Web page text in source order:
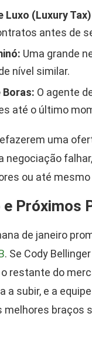
Luxo (Luxury
antes de
Uma grande
nível similar.
Boras: O agente
até o último
uma
negociação
ou até
e Próximos
de janeiro
. Se Cody
restante do
a subir, e a
melhores braços